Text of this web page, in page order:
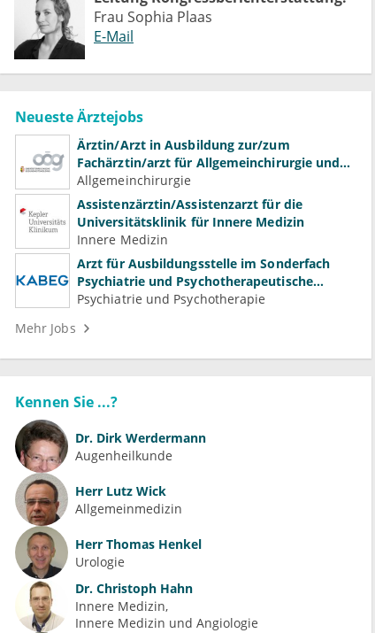
Frau Sophia Plaas
E-Mail
Neueste Ärztejobs
Ärztin/Arzt in Ausbildung zur/zum
Fachärztin/arzt für Allgemeinchirurgie und
Gefäßchirurgie
Allgemeinchirurgie
Assistenzärztin/Assistenzarzt für die
Universitätsklinik für Innere Medizin
Innere Medizin
Arzt für Ausbildungsstelle im Sonderfach
Psychiatrie und Psychotherapeutische
Medizin (m/w/d)
Psychiatrie und Psychotherapie
Mehr Jobs
Kennen Sie ...?
Dr. Dirk Werdermann
Augenheilkunde
Herr Lutz Wick
Allgemeinmedizin
Herr Thomas Henkel
Urologie
Dr. Christoph Hahn
Innere Medizin
Innere Medizin und Angiologie